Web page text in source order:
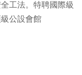
工法。特聘國際級
公設會館